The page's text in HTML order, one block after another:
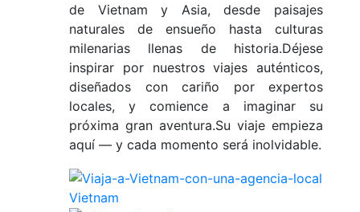
de Vietnam y Asia, desde paisajes
naturales de ensueño hasta culturas
milenarias llenas de historia.Déjese
inspirar por nuestros viajes auténticos,
diseñados con cariño por expertos
locales, y comience a imaginar su
próxima gran aventura.Su viaje empieza
aquí — y cada momento será inolvidable.
Vietnam